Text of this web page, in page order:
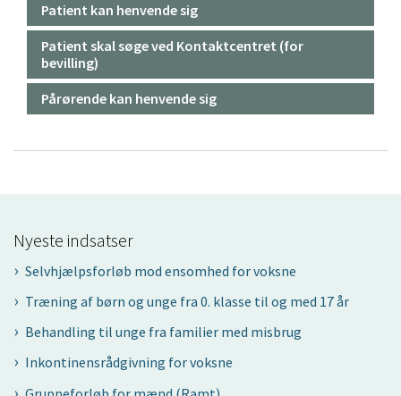
Patient kan henvende sig
Patient skal søge ved Kontaktcentret (for
bevilling)
Pårørende kan henvende sig
Nyeste indsatser
Selvhjælpsforløb mod ensomhed for voksne
Træning af børn og unge fra 0. klasse til og med 17 år
Behandling til unge fra familier med misbrug
Inkontinensrådgivning for voksne